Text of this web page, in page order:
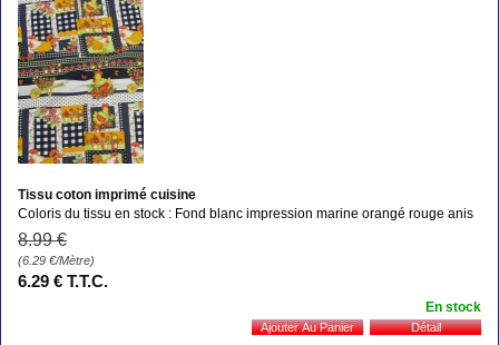
Tissu coton imprimé cuisine
Coloris du tissu en stock : Fond blanc impression marine orangé rouge anis
8.99 €
(6.29 €/Mètre)
6.29 € T.T.C.
En stock